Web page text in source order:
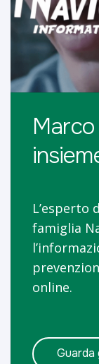
L’esperto
famiglia
online.
Guarda